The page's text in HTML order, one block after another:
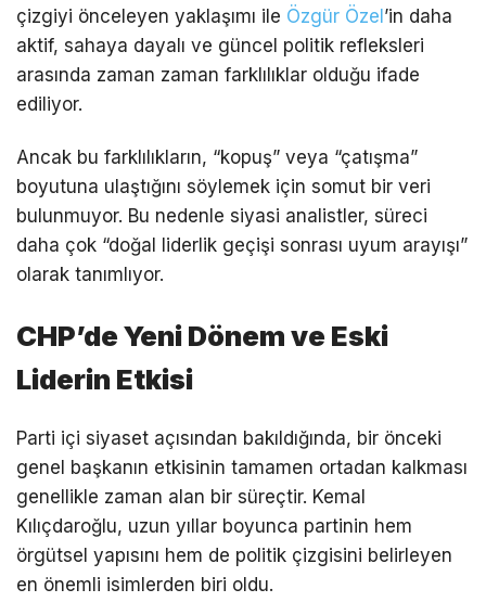
çizgiyi önceleyen yaklaşımı ile Özgür Özel ’in daha
aktif, sahaya dayalı ve güncel politik refleksleri
arasında zaman zaman farklılıklar olduğu ifade
ediliyor.
Ancak bu farklılıkların, “kopuş” veya “çatışma”
boyutuna ulaştığını söylemek için somut bir veri
bulunmuyor. Bu nedenle siyasi analistler, süreci
daha çok “doğal liderlik geçişi sonrası uyum arayışı”
olarak tanımlıyor.
CHP’de Yeni Dönem ve Eski
Liderin Etkisi
Parti içi siyaset açısından bakıldığında, bir önceki
genel başkanın etkisinin tamamen ortadan kalkması
genellikle zaman alan bir süreçtir. Kemal
Kılıçdaroğlu, uzun yıllar boyunca partinin hem
örgütsel yapısını hem de politik çizgisini belirleyen
en önemli isimlerden biri oldu.